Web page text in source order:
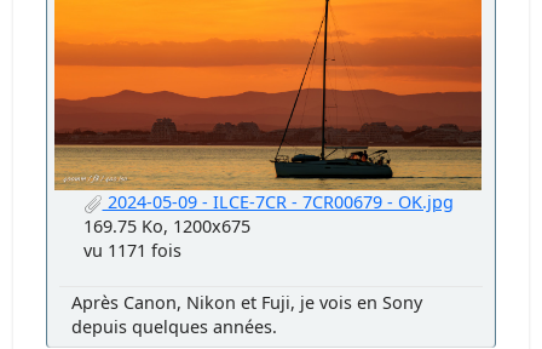
2024-05-09 - ILCE-7CR - 7CR00679 - OK.jpg
169.75 Ko, 1200x675
vu 1171 fois
Après Canon, Nikon et Fuji, je vois en Sony
depuis quelques années.